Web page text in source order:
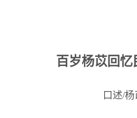
百岁杨苡回
口述/杨